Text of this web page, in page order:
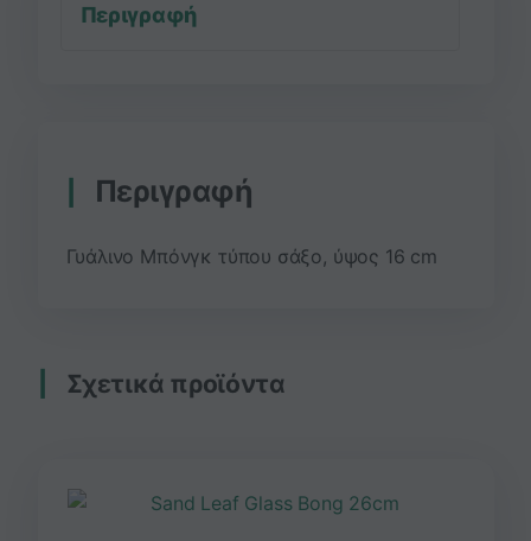
Περιγραφή
Περιγραφή
Γυάλινο Μπόνγκ τύπου σάξο, ύψος 16 cm
Σχετικά προϊόντα